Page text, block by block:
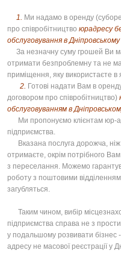
1. Ми надамо в оренду
про співробітництво юрадресу
обслуговування в
За незначну суму грошей Ви
отримати безпроблемну та не
приміщення, яку використаєте в
2. Готові надати Вам в
договором про співробітництво)
обслуговуванням в
Ми пропонуємо клієнтам юр-
підприємства.
Вказана послуга дорожча,
отримаєте, окрім потрібного
з переселання. Можемо
роботу з поштовими
загубляться.
Таким чином, вибір
підприємства справа не з
у подальшому розвивати
адресу не масової реєстрації у